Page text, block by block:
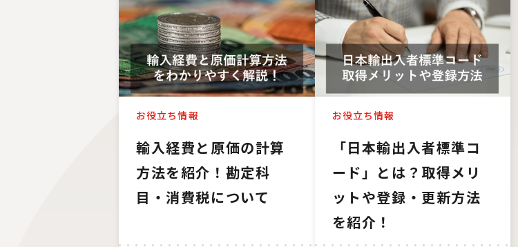
お役立ち情報
輸入経費と原価の計算
方法を紹介！勘定科
目・消費税について
お役立ち情報
「日本輸出入者標準コ
ード」とは？取得メリ
ットや登録・更新方法
を紹介！